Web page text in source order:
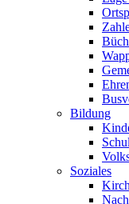
Bildung
Soziales